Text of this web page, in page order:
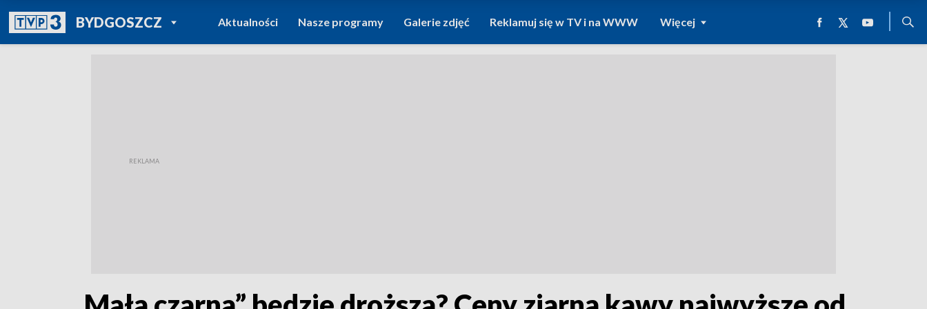
BYDGOSZCZPOWRÓT DO
TVP REGIONY
Aktualności Nasze programy Galerie zdjęć Reklamuj się w TV i na WWW Więcej